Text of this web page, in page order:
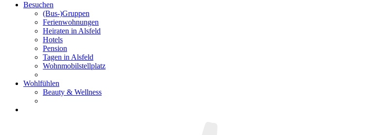
Besuchen
(Bus-)Gruppen
Ferienwohnungen
Heiraten in Alsfeld
Hotels
Pension
Tagen in Alsfeld
Wohnmobilstellplatz
Wohlfühlen
Beauty & Wellness